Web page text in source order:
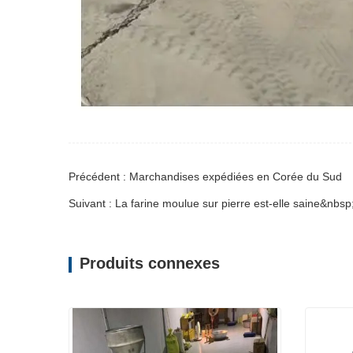
Précédent : Marchandises expédiées en Corée du Sud
Suivant : La farine moulue sur pierre est-elle
Produits connexes